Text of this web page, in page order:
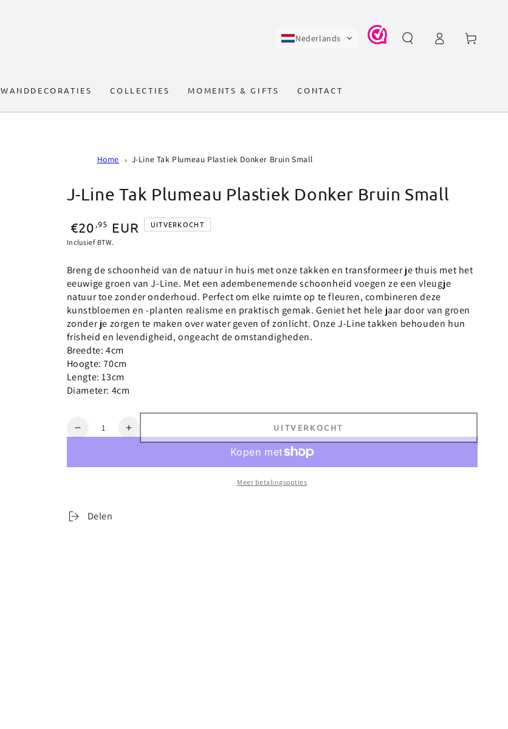
WANDDECORATIES COLLECTIES MOMENTS & GIFTS CONTACT
Nederlands
in
Winkelwagen
Home J-Line Tak Plumeau Plastiek Donker Bruin Small
J-Line Tak Plumeau Plastiek Donker Bruin Small
Normale
prijs
€20 ,95 EUR UITVERKOCHT
Inclusief BTW.
Breng de schoonheid van de natuur in huis met onze takken en transformeer je thuis met het
eeuwige groen van J-Line. Met een adembenemende schoonheid voegen ze een vleugje
natuur toe zonder onderhoud. Perfect om elke ruimte op te fleuren, combineren deze
kunstbloemen en -planten realisme en praktisch gemak. Geniet het hele jaar door van groen
zonder je zorgen te maken over water geven of zonlicht. Onze J-Line takken behouden hun
frisheid en levendigheid, ongeacht de omstandigheden.
Breedte: 4cm
Hoogte: 70cm
Lengte: 13cm
Diameter: 4cm
Aantal
Verlaag
J-
Plumeau
Plastiek
Verhoog
aantal
J-
UITVERKOCHT
Meer betalingsopties
Delen